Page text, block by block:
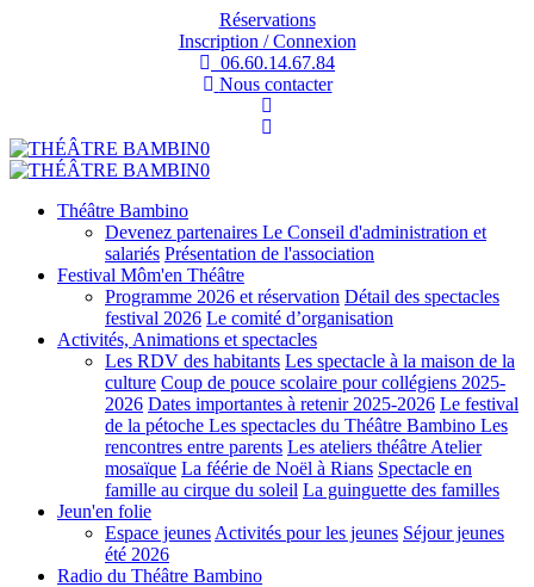
Réservations
Inscription / Connexion
06.60.14.67.84
Nous contacter
Théâtre Bambino
Devenez partenaires Le Conseil d'administration et
salariés Présentation de l'association
Festival Môm'en Théâtre
Programme 2026 et réservation Détail des spectacles
festival 2026 Le comité d’organisation
Activités, Animations et spectacles
Les RDV des habitants Les spectacle à la maison de la
culture Coup de pouce scolaire pour collégiens 2025-
2026 Dates importantes à retenir 2025-2026 Le festival
de la pétoche Les spectacles du Théâtre Bambino Les
rencontres entre parents Les ateliers théâtre Atelier
mosaïque La féérie de Noël à Rians Spectacle en
famille au cirque du soleil La guinguette des familles
Jeun'en folie
Espace jeunes Activités pour les jeunes Séjour jeunes
été 2026
Radio du Théâtre Bambino